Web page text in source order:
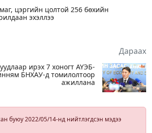
цэргийн цолтой 256 бөхийн
эхэллээ
Дараах
ирэх 7 хоногт АҮЭБ-
БНХАУ-д томилолтоор
ажиллана
буюу 2022/05/14-нд нийтлэгдсэн мэдээ